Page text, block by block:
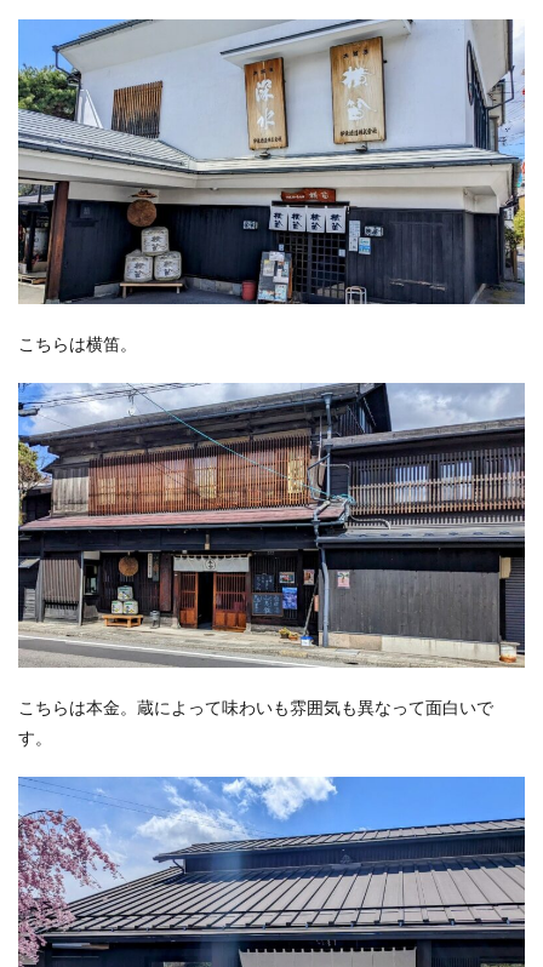
こちらは横笛。
こちらは本金。蔵によって味わいも雰囲気も異なって面白いで
す。